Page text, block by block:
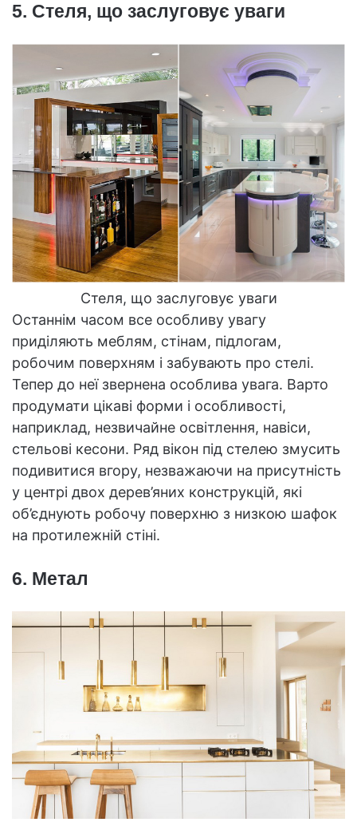
5. Стеля, що заслуговує уваги
Стеля, що заслуговує уваги
Останнім часом все особливу увагу
приділяють меблям, стінам, підлогам,
робочим поверхням і забувають про стелі.
Тепер до неї звернена особлива увага. Варто
продумати цікаві форми і особливості,
наприклад, незвичайне освітлення, навіси,
стельові кесони. Ряд вікон під стелею змусить
подивитися вгору, незважаючи на присутність
у центрі двох дерев’яних конструкцій, які
об’єднують робочу поверхню з низкою шафок
на протилежній стіні.
6. Метал